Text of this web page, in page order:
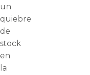
un
quiebre
de
stock
en
la